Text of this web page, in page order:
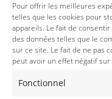
Pour offrir les meilleures
telles que les cookies pour
appareils. Le fait de
des données telles que le
sur ce site. Le fait de ne pas
peut avoir un effet négatif
Fonctionnel
Politique de
Nos réseaux